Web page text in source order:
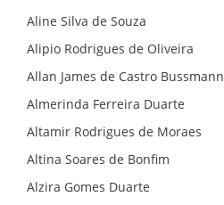
PROGRAMA
AROEIRA
CONTATO
Aline Silva de Souza
Alipio Rodrigues de Oliveira
Allan James de Castro Bussmann
Almerinda Ferreira Duarte
Altamir Rodrigues de Moraes
Altina Soares de Bonfim
Alzira Gomes Duarte